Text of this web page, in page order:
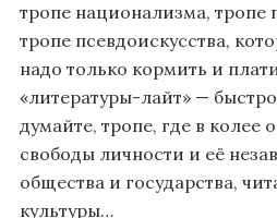
тропе национализма, тропе
тропе псевдоискусства,
надо только кормить и
«литературы-лайт» —
думайте, тропе, где в колее
свободы личности и её
общества и государства,
культуры…